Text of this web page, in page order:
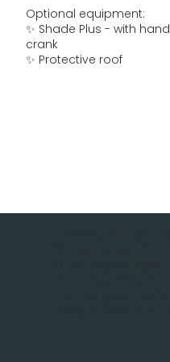
Optional equipment:
✨ Shade Plus - with hand
crank
✨ Protective roof